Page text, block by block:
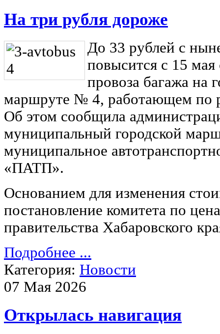
На три рубля дороже
До 33 рублей с
повысится с 15 мая
провоза багажа на
маршруте № 4, работающем по
Об этом сообщила
муниципальный городской
муниципальное
«ПАТП».
Основанием для изменения
постановление комитета по
правительства Хабаровского
Подробнее ...
Категория: Новости
07 Мая 2026
Открылась навигация